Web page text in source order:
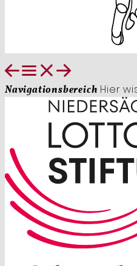
Navigationsbereich Hier